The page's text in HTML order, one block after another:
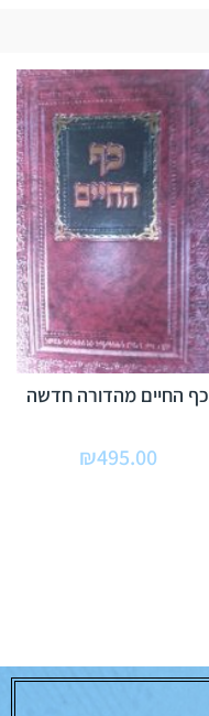
כף החיים מהדורה חדשה
₪495.00